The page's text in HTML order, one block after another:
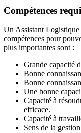
Compétences
Un Assistant Logistique
compétences pour
plus importantes sont :
Grande capacité
Bonne
Bonne
Une bonne
Capacité à
efficace.
Capacité à
Sens de la